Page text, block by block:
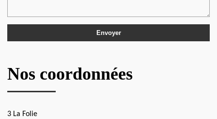
Nos coordonnées
3 La Folie